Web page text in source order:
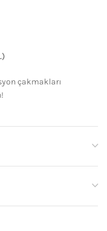
çakmakları